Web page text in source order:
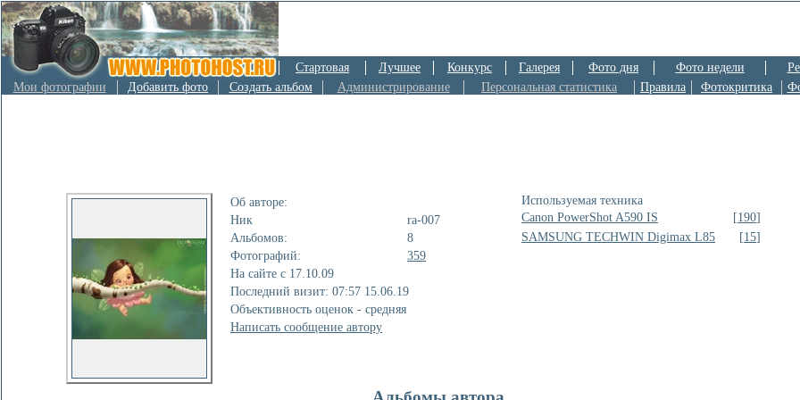
Стартовая Лучшее Конкурс Галерея Фото дня Фото недели
Мои фотографии
Добавить фото Создать альбом Администрирование Персональная статистика Правила Фотокритика
Об авторе:
Ник
ra-007
Альбомов:
8
Фотографий:
359
На сайте с 17.10.09
Последний визит: 07:57 15.06.19
Объективность оценок - средняя
Написать сообщение автору
Используемая техника
Canon PowerShot A590 IS
[190]
SAMSUNG TECHWIN Digimax L85
[15]